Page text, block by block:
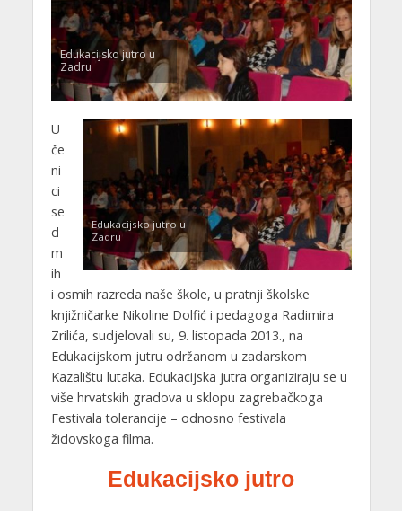
Edukacijsko jutro u
Zadru
Edukacijsko jutro u
Zadru
U
če
ni
ci
se
d
m
ih
i osmih razreda naše škole, u pratnji školske
knjižničarke Nikoline Dolfić i pedagoga Radimira
Zrilića, sudjelovali su, 9. listopada 2013., na
Edukacijskom jutru održanom u zadarskom
Kazalištu lutaka. Edukacijska jutra organiziraju se u
više hrvatskih gradova u sklopu zagrebačkoga
Festivala tolerancije – odnosno festivala
židovskoga filma.
Edukacijsko jutro